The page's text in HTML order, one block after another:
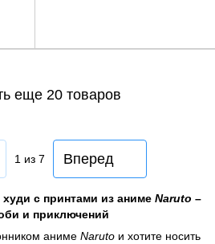
еще 20 товаров
1 из 7 Вперед
с принтами из аниме Naruto –
и приключений
аниме Naruto и хотите носить